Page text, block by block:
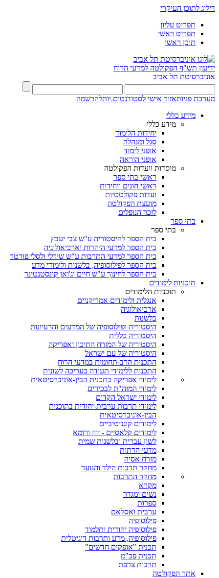
דילוג לתוכן העיקרי
תפריט עליון
תפריט ראשי
תוכן ראשי
ידיעון תש"ף הפקולטה למדעי הרוח
אוניברסיטת תל אביב
מערכת פניותאזור אישי לסטודנטים.יותלהרשמה
מידע כללי
מידע כללי
יחידות הלימוד
סגל ומנהלה
אופני לימוד
אופני הוראה
מוסדות וועדות הפקולטה
ראשי בתי ספר
ראשי חוגים ויחידות
ועדות פקולטטיות
מועצת הפקולטה
לזכר הנופלים
בתי ספר
בתי ספר
בית הספר להיסטוריה ע"ש צבי יעבץ
בית הספר למדעי היהדות וארכיאולוגיה
בית הספר למדעי התרבות ע"ש שירלי ולסלי פורטר
בית הספר לפילוסופיה, בלשנות ולימודי מדע
בית הספר לחינוך ע"ש חיים וג'ואן קונסטנטינר
תוכניות לימודים
תוכניות הלימודים
אנגלית ולימודים אמריקניים
ארכיאולוגיה
בלשנות
היסטוריה ופילוסופיה של המדעים והרעיונות
היסטוריה כללית
היסטוריה של המזרח התיכון ואפריקה
היסטוריה של עם ישראל
התכנית הרב-תחומית במדעי הרוח
התכנית ללימודי תעודה בעריכה לשונית
לימודי אפריקה בתכנית הבין-אוניברסיטאית
לימודי המזה"ת לבכירים
לימודי ישראל הקדום
לימודי תרבות ערבית-יהודית בתוכנית
הבין-אוניברסיטאית
לימודים קוגניטיביים
לימודים קלאסיים - יוון ורומא
לשון עברית ובלשנות שמית
מדעי הדתות
מזרח אסיה
מחקר תרבות הילד והנוער
מחקר התרבות
מקרא
נשים ומגדר
ספרות
ערבית ואסלאם
פילוסופיה
פילוסופיה יהודית ותלמוד
פילוסופיה, מדע ותרבות דיגיטלית
תכנית "אופקים חדשים"
תכנית פכ"מ
תרבות צרפת
אתר הפקולטה